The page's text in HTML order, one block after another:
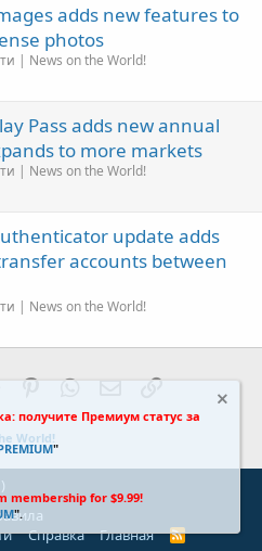
adds new features to
photos
| News on the World!
Pass adds new annual
to more markets
| News on the World!
update adds
accounts between
| News on the World!
RedditPinterestWhatsAppЭлектронная
Ссылка
World!
Справка Главная
R
получите Премиум статус за
"
membership for $9.99!
".